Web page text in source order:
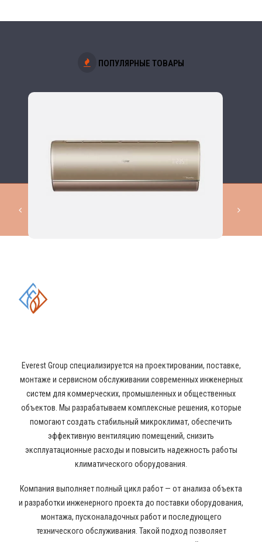
ПОПУЛЯРНЫЕ ТОВАРЫ
Everest Group специализируется на проектировании, поставке,
монтаже и сервисном обслуживании современных инженерных
систем для коммерческих, промышленных и общественных
объектов. Мы разрабатываем комплексные решения, которые
помогают создать стабильный микроклимат, обеспечить
эффективную вентиляцию помещений, снизить
эксплуатационные расходы и повысить надежность работы
климатического оборудования.
Компания выполняет полный цикл работ — от анализа объекта
и разработки инженерного проекта до поставки оборудования,
монтажа, пусконаладочных работ и последующего
технического обслуживания. Такой подход позволяет